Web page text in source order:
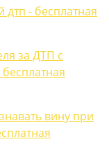
дтп - бесплатная
за ДТП с
вину при